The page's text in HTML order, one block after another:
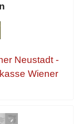
Neustadt -
Wiener